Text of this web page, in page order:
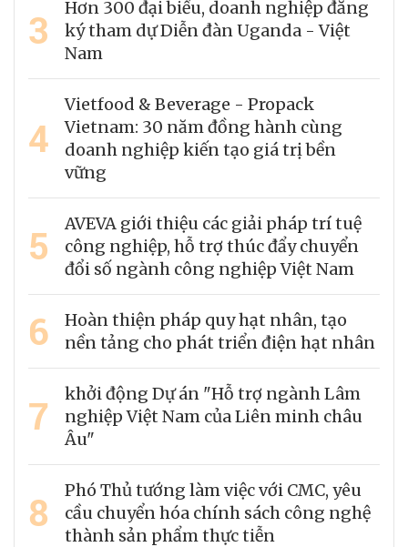
3
Hơn 300 đại biểu, doanh nghiệp đăng
ký tham dự Diễn đàn Uganda - Việt
Nam
4
Vietfood & Beverage - Propack
Vietnam: 30 năm đồng hành cùng
doanh nghiệp kiến tạo giá trị bền
vững
5
AVEVA giới thiệu các giải pháp trí tuệ
công nghiệp, hỗ trợ thúc đẩy chuyển
đổi số ngành công nghiệp Việt Nam
6
Hoàn thiện pháp quy hạt nhân, tạo
nền tảng cho phát triển điện hạt nhân
7
khởi động Dự án "Hỗ trợ ngành Lâm
nghiệp Việt Nam của Liên minh châu
Âu"
8
Phó Thủ tướng làm việc với CMC, yêu
cầu chuyển hóa chính sách công nghệ
thành sản phẩm thực tiễn